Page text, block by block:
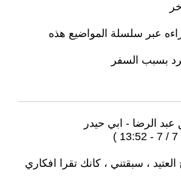
عبر سلسلة المواضيع هذه
بسبب السفر
، سبقتني ، كانك تقرا افكاري